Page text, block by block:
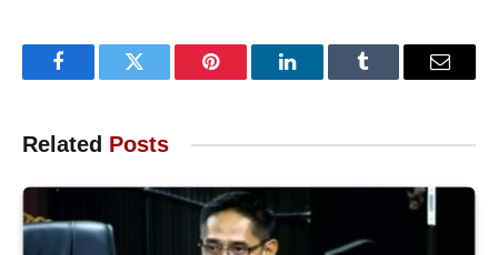
FacebookTwitter Pinterest LinkedInTumblr Email
Related Posts